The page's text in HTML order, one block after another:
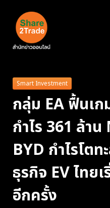
Smart Investment
กลุ่ม EA ฟื้นเ
กำไร 361 ล้าน
BYD กำไรโต
ธุรกิจ EV ไทย
อีกครั้ง